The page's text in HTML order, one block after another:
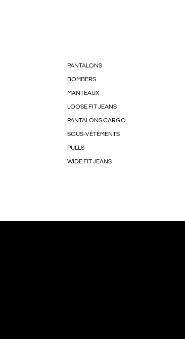
PANTALONS
BOMBERS
MANTEAUX
LOOSE FIT JEANS
PANTALONS CARGO
SOUS-VÊTEMENTS
PULLS
WIDE FIT JEANS